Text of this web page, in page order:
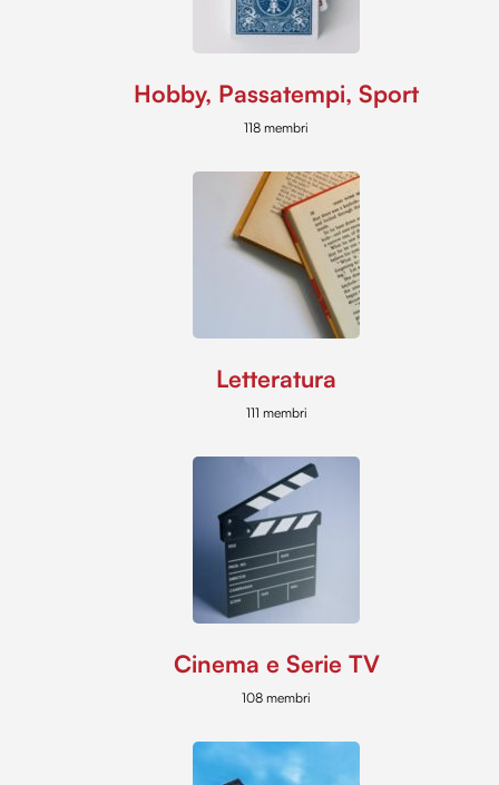
Hobby, Passatempi, Sport
118 membri
Letteratura
111 membri
Cinema e Serie TV
108 membri